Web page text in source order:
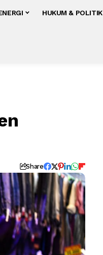
HUKUM & POLITIK
Share